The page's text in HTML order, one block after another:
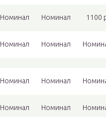
Номинал Номинал 1100
Номинал Номинал
Номинал Номинал
Номинал Номинал